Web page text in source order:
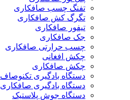
تفنگ چسب صافکاری
تگرگ کش صافکاری
تیفور صافکاری
جک صافکاری
چسب حرارتی صافکاری
چکش افغانی
چکش صافکاری
دستگاه بادگیری تکنوصاف
دستگاه بادگیری صافکاری
دستگاه جوش پلاستیک